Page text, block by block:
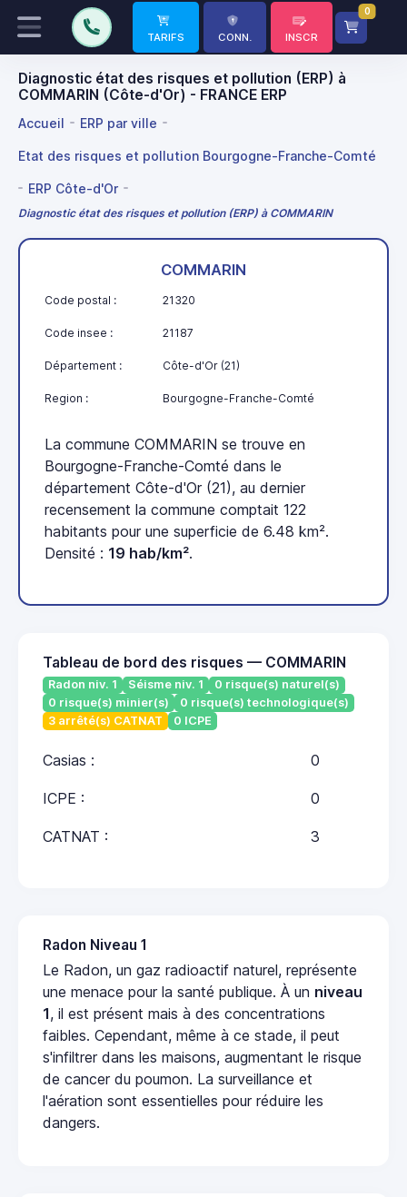
TARIFS CONN. INSCR
0
Diagnostic état des risques et pollution (ERP) à
COMMARIN (Côte-d'Or) - FRANCE ERP
Accueil ERP par ville
Etat des risques et pollution Bourgogne-Franche-Comté
ERP Côte-d'Or
Diagnostic état des risques et pollution (ERP) à COMMARIN
COMMARIN
Code postal : 21320
Code insee : 21187
Département : Côte-d'Or (21)
Region : Bourgogne-Franche-Comté
La commune COMMARIN se trouve en
Bourgogne-Franche-Comté dans le
département Côte-d'Or (21), au dernier
recensement la commune comptait 122
habitants pour une superficie de 6.48 km².
Densité : 19 hab/km².
Tableau de bord des risques — COMMARIN
Radon niv. 1 Séisme niv. 1
0 risque(s) naturel(s)
0 risque(s) minier(s)
0 risque(s) technologique(s)
3 arrêté(s) CATNAT
0 ICPE
Casias : 0
ICPE : 0
CATNAT : 3
Radon Niveau 1
Le Radon, un gaz radioactif naturel, représente
une menace pour la santé publique. À un niveau
1, il est présent mais à des concentrations
faibles. Cependant, même à ce stade, il peut
s'infiltrer dans les maisons, augmentant le risque
de cancer du poumon. La surveillance et
l'aération sont essentielles pour réduire les
dangers.